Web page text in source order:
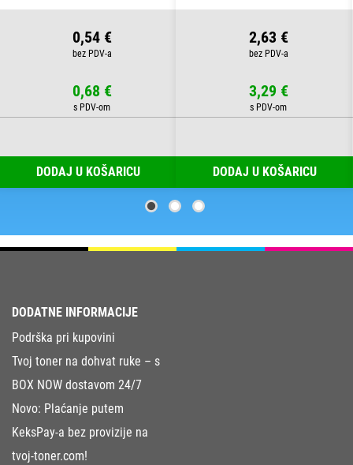
0,54 €
0,68 €
DODAJ U KOŠARICU
2,63 €
3,29 €
DODAJ U KOŠARICU
DODATNE INFORMACIJE
Podrška pri kupovini
Tvoj toner na dohvat ruke – s
BOX NOW dostavom 24/7
Novo: Plaćanje putem
KeksPay-a bez provizije na
tvoj-toner.com!